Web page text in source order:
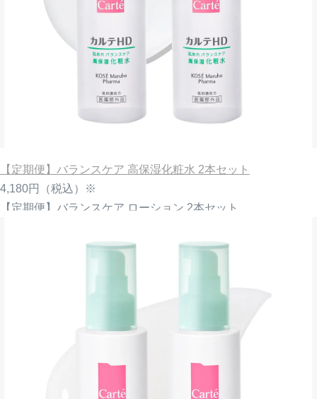
【定期便】バランスケア 高保湿化粧水 2本セット
4,180円
（税込）※
【定期便】バランスケア ローション 2本セット